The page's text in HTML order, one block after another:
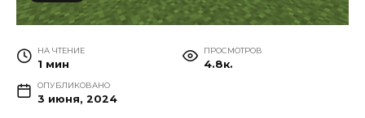
НА ЧТЕНИЕ
1 мин
ПРОСМОТРОВ
4.8к.
ОПУБЛИКОВАНО
3 июня, 2024